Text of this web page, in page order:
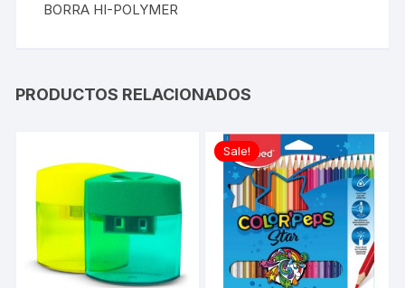
BORRA HI-POLYMER
PRODUCTOS RELACIONADOS
Sale!